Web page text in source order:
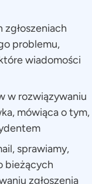
problemu,
wiadomości
w rozwiązywaniu
mówiąca o tym,
sprawiamy,
bieżących
zgłoszenia